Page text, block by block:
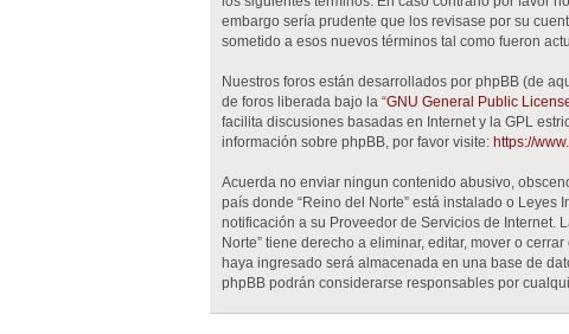
embargo sería prudente que los revisase por su
sometido a esos nuevos términos tal como fueron
Nuestros foros están desarrollados por phpBB (de
de foros liberada bajo la “GNU General Public
facilita discusiones basadas en Internet y la GPL
información sobre phpBB, por favor visite: https://
Acuerda no enviar ningun contenido abusivo,
país donde “Reino del Norte” está instalado o
notificación a su Proveedor de Servicios de Internet.
Norte” tiene derecho a eliminar, editar, mover o
haya ingresado será almacenada en una base de
phpBB podrán considerarse responsables por